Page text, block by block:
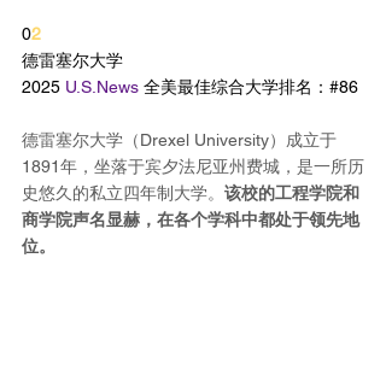
02
德雷塞尔大学
2025 U.S.News 全美最佳综合大学排名：#86
德雷塞尔大学（Drexel University）成立于
1891年，坐落于宾夕法尼亚州费城，是一所历
史悠久的私立四年制大学。 该校的工程学院和
商学院声名显赫，在各个学科中都处于领先地
位。